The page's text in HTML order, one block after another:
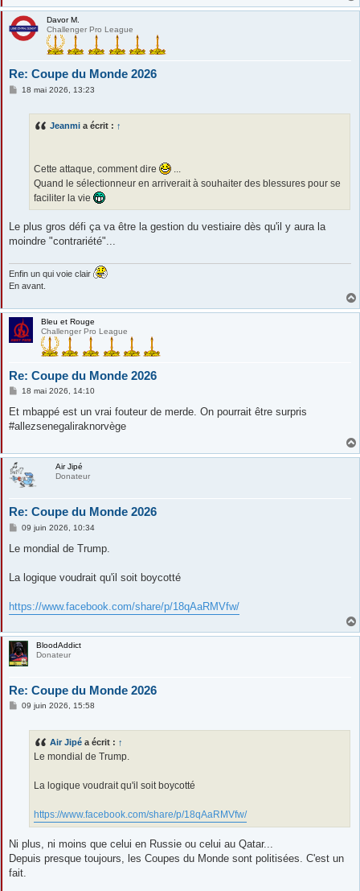
Davor M.
Challenger Pro League
Re: Coupe du Monde 2026
M18 mai 2026, 13:23
Jeanmi a écrit : ↑
Cette attaque, comment dire
...
Quand le sélectionneur en arriverait à souhaiter des blessures pour se
faciliter la vie
Le plus gros défi ça va être la gestion du vestiaire dès qu'il y aura la
moindre "contrariété"...
Enfin un qui voie clair
En avant.
Bleu et Rouge
Challenger Pro League
Re: Coupe du Monde 2026
M
s
a
18 mai 2026, 14:10
Et mbappé est un vrai fouteur de merde. On pourrait être surpris
#allezsenegaliraknorvège
Air Jipé
Donateur
Re: Coupe du Monde 2026
M
s
g
09 juin 2026, 10:34
Le mondial de Trump.
La logique voudrait qu'il soit boycotté
https://www.facebook.com/share/p/18qAaRMVfw/
BloodAddict
Donateur
Re: Coupe du Monde 2026
M09 juin 2026, 15:58
Air Jipé a écrit : ↑
Le mondial de Trump.
La logique voudrait qu'il soit boycotté
https://www.facebook.com/share/p/18qAaRMVfw/
Ni plus, ni moins que celui en Russie ou celui au Qatar...
Depuis presque toujours, les Coupes du Monde sont politisées. C'est un
fait.